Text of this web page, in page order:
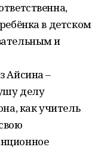
в детском
и
Айсина –
делу
как учитель